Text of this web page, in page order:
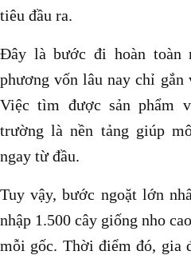
tiêu đầu ra.
Đây là bước đi hoàn
phương vốn lâu nay chỉ gắn
Việc tìm được sản phẩm
trường là nền tảng giúp
ngay từ đầu.
Tuy vậy, bước ngoặt lớn
nhập 1.500 cây giống nho
mỗi gốc. Thời điểm đó, gia